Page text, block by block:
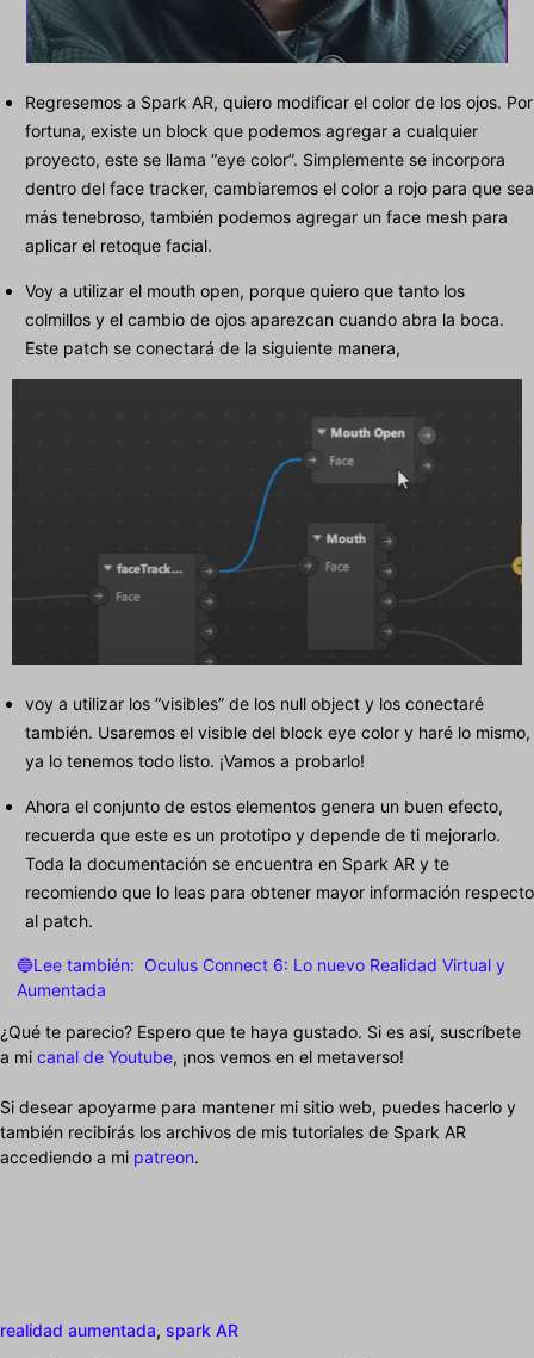
Regresemos a Spark AR, quiero modificar el color de los ojos. Por
fortuna, existe un block que podemos agregar a cualquier
proyecto, este se llama “eye color”. Simplemente se incorpora
dentro del face tracker, cambiaremos el color a rojo para que sea
más tenebroso, también podemos agregar un face mesh para
aplicar el retoque facial.
Voy a utilizar el mouth open, porque quiero que tanto los
colmillos y el cambio de ojos aparezcan cuando abra la boca.
Este patch se conectará de la siguiente manera,
voy a utilizar los “visibles” de los null object y los conectaré
también. Usaremos el visible del block eye color y haré lo mismo,
ya lo tenemos todo listo. ¡Vamos a probarlo!
Ahora el conjunto de estos elementos genera un buen efecto,
recuerda que este es un prototipo y depende de ti mejorarlo.
Toda la documentación se encuentra en Spark AR y te
recomiendo que lo leas para obtener mayor información respecto
al patch.
🔵Lee también: Oculus Connect 6: Lo nuevo Realidad Virtual y
Aumentada
¿Qué te parecio? Espero que te haya gustado. Si es así, suscríbete
a mi canal de Youtube, ¡nos vemos en el metaverso!
Si desear apoyarme para mantener mi sitio web, puedes hacerlo y
también recibirás los archivos de mis tutoriales de Spark AR
accediendo a mi patreon.
realidad aumentada, spark AR